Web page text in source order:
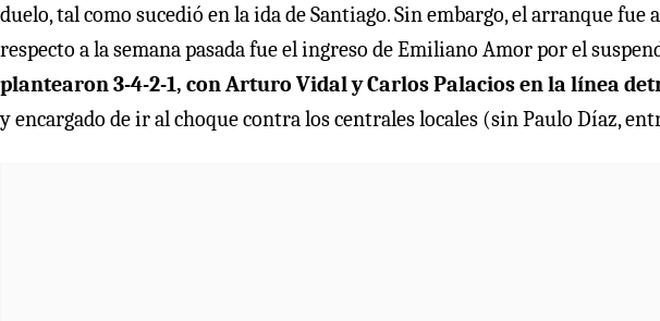
duelo, tal como sucedió en la ida de Santiago. Sin embargo, el arranque
respecto a la semana pasada fue el ingreso de Emiliano Amor por el
plantearon 3-4-2-1, con Arturo Vidal y Carlos Palacios en la línea
y encargado de ir al choque contra los centrales locales (sin Paulo Díaz,